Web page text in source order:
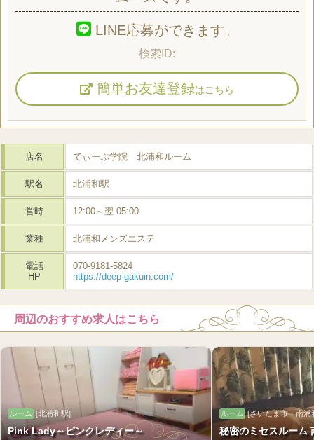
LINE応募ができます。
簡単お友達登録はこちら
店名 でぃーぷ学院 北浦和ルーム
駅名 北浦和駅
営時 12:00～翌 05:00
業種 北浦和メンズエステ
電話
HP
070-9181-5824
https://deep-gakuin.com/
周辺のおすすめ求人はこちら
ルーム [北浦和駅]
Pink Lady～ピンクレディー～
ルーム [さいたま市 南浦
秘密のミセスルーム